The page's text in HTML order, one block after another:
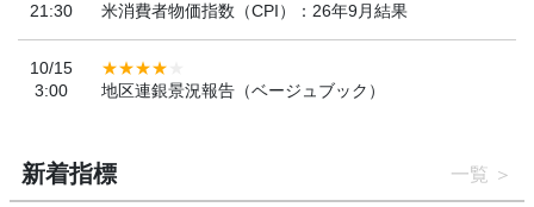
21:30
米消費者物価指数（CPI）：26年9月結果
10/15
3:00
地区連銀景況報告（ベージュブック）
新着指標 一覧